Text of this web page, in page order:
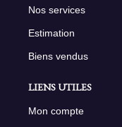
Nos services
Estimation
Biens vendus
LIENS UTILES
Mon compte